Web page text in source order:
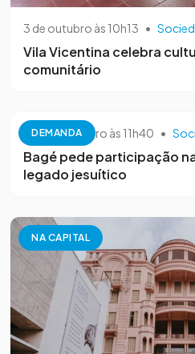
3 de outubro às 10h13 •
Vila Vicentina celebra
comunitário
DEMANDA
26 de setembro às 11h40 •
Bagé pede participação
legado jesuítico
NA CAPITAL